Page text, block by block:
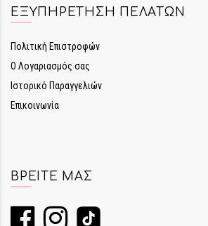
ΕΞΥΠΗΡΈΤΗΣΗ ΠΕΛΑΤΏΝ
Πολιτική Επιστροφών
Ο Λογαριασμός σας
Ιστορικό Παραγγελιών
Επικοινωνία
ΒΡΕΊΤΕ ΜΑΣ